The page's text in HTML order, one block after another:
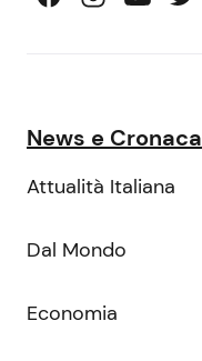
News e Cronaca
Attualità Italiana
Dal Mondo
Economia